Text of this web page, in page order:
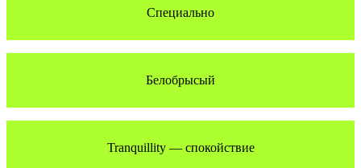
Специально
Белобрысый
Tranquillity — спокойствие